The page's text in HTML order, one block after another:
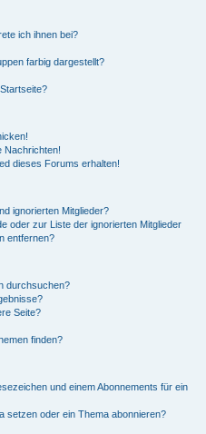
ich ihnen bei?
farbig dargestellt?
Nachrichten!
dieses Forums erhalten!
ignorierten Mitglieder?
oder zur Liste der ignorierten Mitglieder
entfernen?
durchsuchen?
Seite?
finden?
und einem Abonnements für ein
setzen oder ein Thema abonnieren?